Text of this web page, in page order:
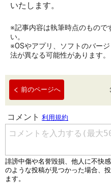
いたします。
※記事内容は執筆時点のもので
い。
※OSやアプリ、ソフトのバー
法が異なる可能性があります。
前のページへ